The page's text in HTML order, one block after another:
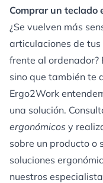
Comprar un teclado
¿Se vuelven más
articulaciones de
frente al ordenador?
sino que también te
Ergo2Work
una solución.
ergonómicos y
sobre un producto o
soluciones
nuestros